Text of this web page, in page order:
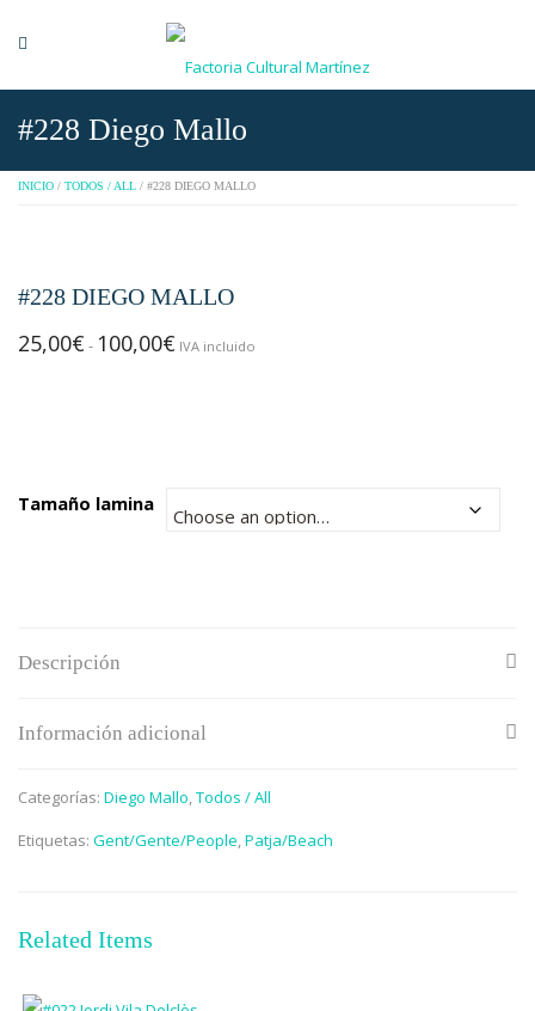
#228 Diego Mallo
INICIO / TODOS / ALL / #228 DIEGO MALLO
#228 DIEGO MALLO
25,00€ - 100,00€ Rango
100,00€
IVA incluido
Tamaño lamina
Descripción
Información adicional
Categorías: Diego Mallo,Todos / All
Etiquetas: Gent/Gente/People,Patja/Beach
Related Items